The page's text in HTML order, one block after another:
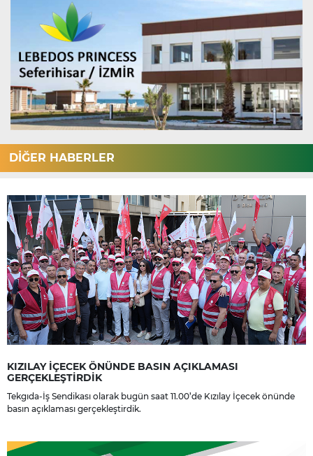
DİĞER HABERLER
KIZILAY İÇECEK ÖNÜNDE BASIN AÇIKLAMASI
GERÇEKLEŞTİRDİK
Tekgıda-İş Sendikası olarak bugün saat 11.00’de Kızılay İçecek önünde
basın açıklaması gerçekleştirdik.